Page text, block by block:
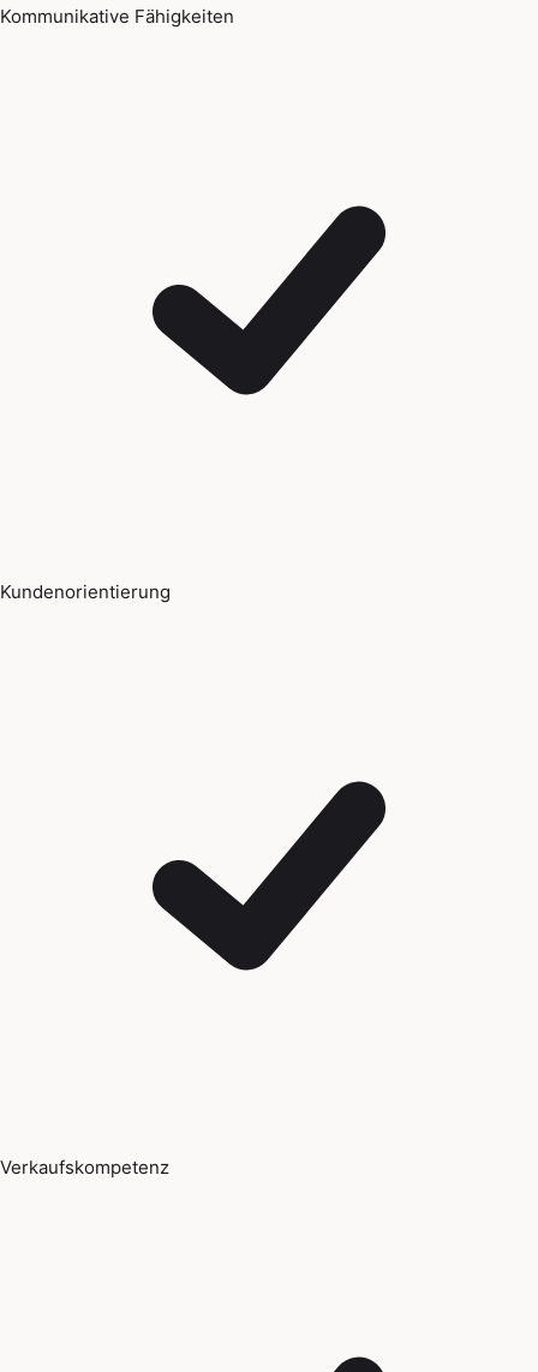
Kommunikative Fähigkeiten
Kundenorientierung
Verkaufskompetenz